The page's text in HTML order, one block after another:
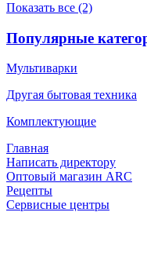
Показать все (2)
Популярные
Мультиварки
Другая бытовая техника
Комплектующие
Главная
Написать директору
Оптовый магазин ARC
Рецепты
Сервисные центры